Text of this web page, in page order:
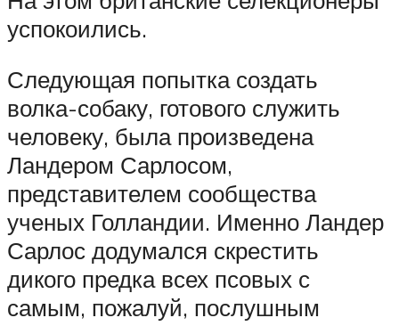
успокоились.
Следующая попытка создать
волка-собаку, готового служить
человеку, была произведена
Ландером Сарлосом,
представителем сообщества
ученых Голландии. Именно Ландер
Сарлос додумался скрестить
дикого предка всех псовых с
самым, пожалуй, послушным